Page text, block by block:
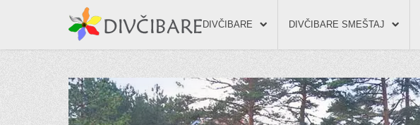
DIVČIBARE DIVČIBARE SMEŠTAJ